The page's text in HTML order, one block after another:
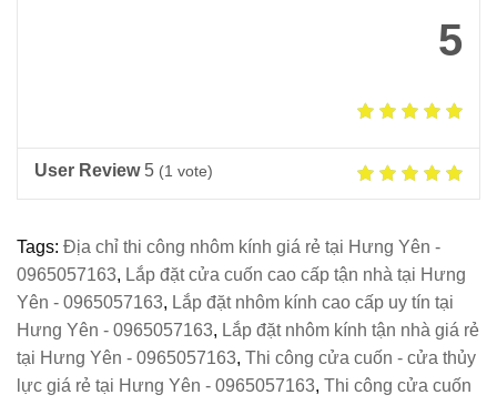
5
User Review 5 (1 vote)
Tags: Địa chỉ thi công nhôm kính giá rẻ tại Hưng Yên -
0965057163, Lắp đặt cửa cuốn cao cấp tận nhà tại Hưng
Yên - 0965057163, Lắp đặt nhôm kính cao cấp uy tín tại
Hưng Yên - 0965057163, Lắp đặt nhôm kính tận nhà giá rẻ
tại Hưng Yên - 0965057163, Thi công cửa cuốn - cửa thủy
lực giá rẻ tại Hưng Yên - 0965057163, Thi công cửa cuốn